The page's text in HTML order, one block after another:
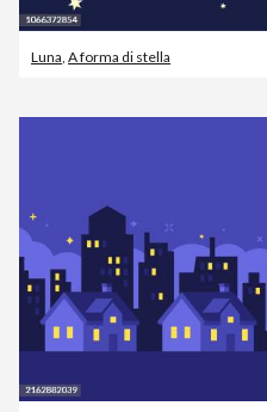
Luna A forma di stella